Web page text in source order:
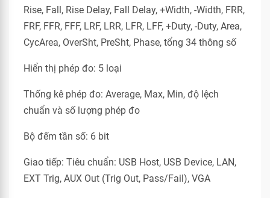
Rise, Fall, Rise Delay, Fall Delay, +Width, -Width, FRR,
FRF, FFR, FFF, LRF, LRR, LFR, LFF, +Duty, -Duty, Area,
CycArea, OverSht, PreSht, Phase, tổng 34 thông số
Hiển thị phép đo: 5 loại
Thống kê phép đo: Average, Max, Min, độ lệch
chuẩn và số lượng phép đo
Bộ đếm tần số: 6 bit
Giao tiếp: Tiêu chuẩn: USB Host, USB Device, LAN,
EXT Trig, AUX Out (Trig Out, Pass/Fail), VGA